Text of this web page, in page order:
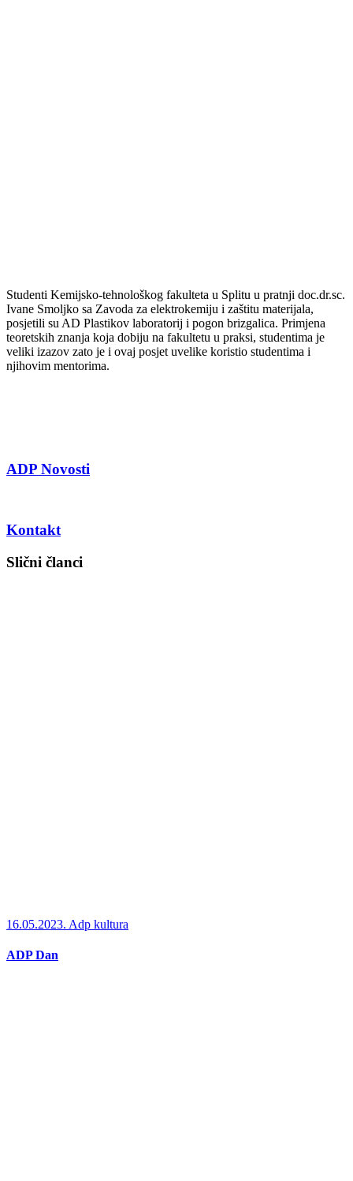
Studenti Kemijsko-tehnološkog fakulteta u Splitu u pratnji doc.dr.sc.
Ivane Smoljko sa Zavoda za elektrokemiju i zaštitu materijala,
posjetili su AD Plastikov laboratorij i pogon brizgalica. Primjena
teoretskih znanja koja dobiju na fakultetu u praksi, studentima je
veliki izazov zato je i ovaj posjet uvelike koristio studentima i
njihovim mentorima.
ADP Novosti
Kontakt
Slični članci
16.05.2023. Adp kultura
ADP Dan